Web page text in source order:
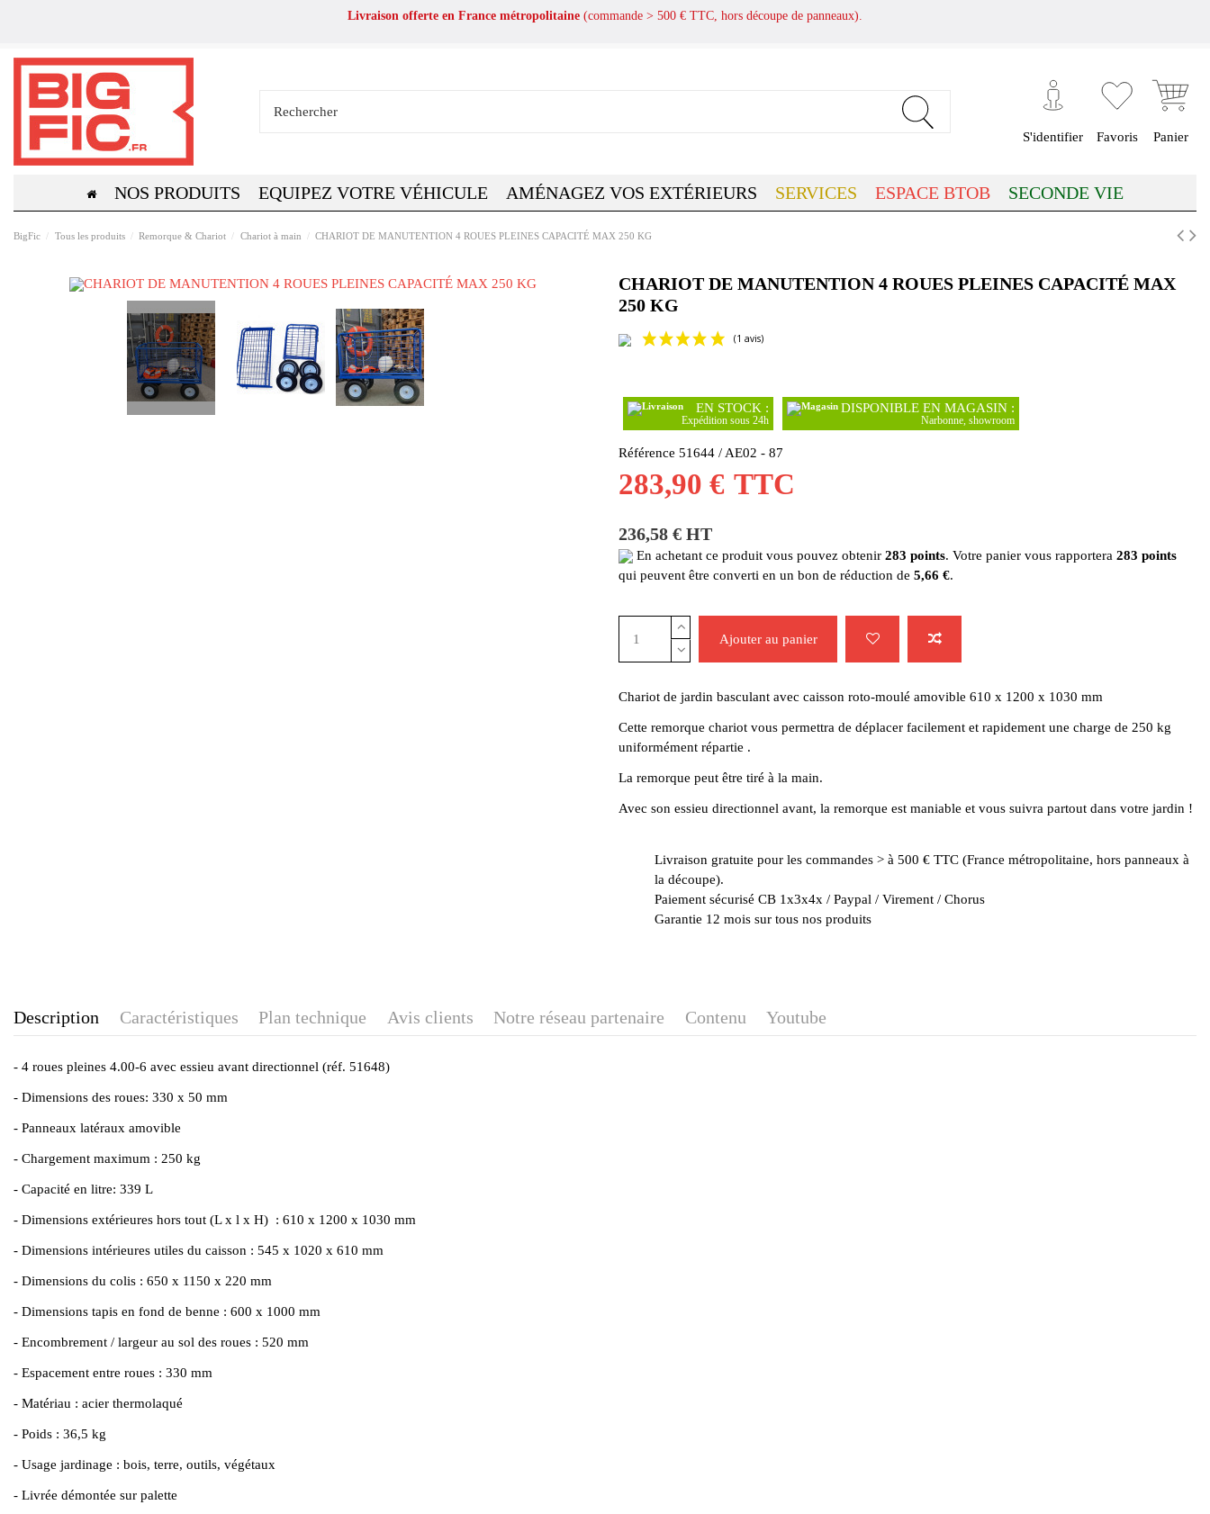
Livraison offerte en France métropolitaine (commande > 500 € TTC, hors découpe de panneaux).
S'identifier Favoris Panier
NOS PRODUITS EQUIPEZ VOTRE VÉHICULE AMÉNAGEZ VOS EXTÉRIEURS SERVICES ESPACE BTOB SECONDE VIE
BigFic Tous les produits Remorque & Chariot Chariot à main CHARIOT DE MANUTENTION 4 ROUES PLEINES CAPACITÉ MAX 250 KG
CHARIOT DE MANUTENTION 4 ROUES PLEINES CAPACITÉ MAX
250 KG
(1 avis)
EN STOCK :
Expédition sous 24h
DISPONIBLE EN MAGASIN :
Narbonne, showroom
Référence 51644 / AE02 - 87
283,90 € TTC
236,58 € HT
En achetant ce produit vous pouvez obtenir 283 points. Votre panier vous rapportera 283 points
qui peuvent être converti en un bon de réduction de 5,66 €.
Ajouter au panier
Chariot de jardin basculant avec caisson roto-moulé amovible 610 x 1200 x 1030 mm
Cette remorque chariot vous permettra de déplacer facilement et rapidement une charge de 250 kg
uniformément répartie .
La remorque peut être tiré à la main.
Avec son essieu directionnel avant, la remorque est maniable et vous suivra partout dans votre jardin !
Livraison gratuite pour les commandes > à 500 € TTC (France métropolitaine, hors panneaux à
la découpe).
Paiement sécurisé CB 1x3x4x / Paypal / Virement / Chorus
Garantie 12 mois sur tous nos produits
Description Caractéristiques Plan technique Avis clients Notre réseau partenaire Contenu Youtube
- 4 roues pleines 4.00-6 avec essieu avant directionnel (réf. 51648)
- Dimensions des roues: 330 x 50 mm
- Panneaux latéraux amovible
- Chargement maximum : 250 kg
- Capacité en litre: 339 L
- Dimensions extérieures hors tout (L x l x H) : 610 x 1200 x 1030 mm
- Dimensions intérieures utiles du caisson : 545 x 1020 x 610 mm
- Dimensions du colis : 650 x 1150 x 220 mm
- Dimensions tapis en fond de benne : 600 x 1000 mm
- Encombrement / largeur au sol des roues : 520 mm
- Espacement entre roues : 330 mm
- Matériau : acier thermolaqué
- Poids : 36,5 kg
- Usage jardinage : bois, terre, outils, végétaux
- Livrée démontée sur palette